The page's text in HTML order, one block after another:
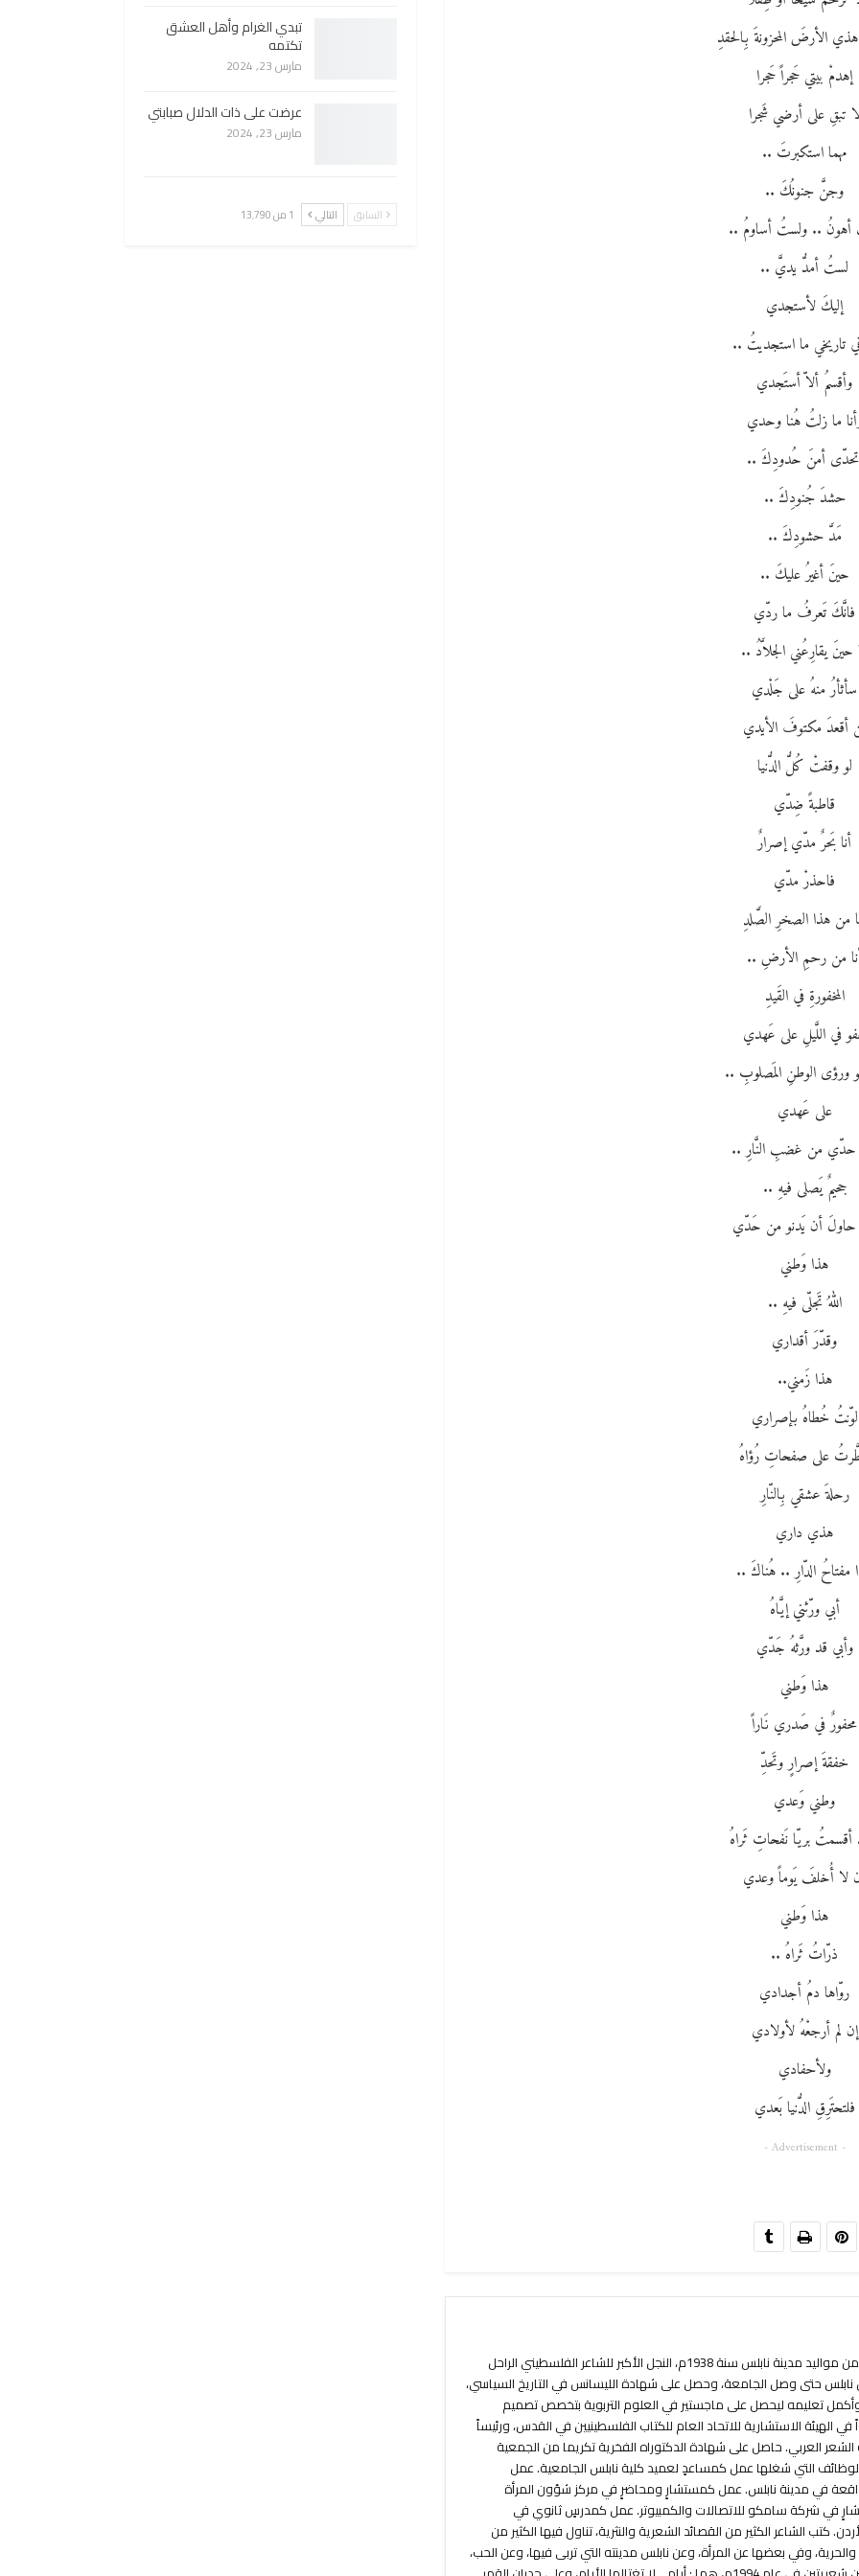
الأرضَ المحزونةَ بِالحقدِ
إهدمْ بيتي حَجراً حَجرا
تبقِ على أرضي شَجرا
مهما استكبرتَ ..
وجنَّ جنونُكَ ..
.. ولستُ أساومُ ..
لستُ أمدُّ يديَّ ..
إليكَ لأستجدي
تاريخي ما استجديتُ ..
وأقسمُ ألاّ أستَجدي
ما زلتُ هُنا وحدي
أمنَ حُدودِكَ ..
حشدَ جُنودِكَ ..
مَدَّ حشودِكَ ..
حينَ أغيرُ عليكَ ..
فانَّكَ تَعرفُ ما ردّي
حينَ يقارِعُني الجلاَّدُ ..
سأثأرُ منهُ على جَلْدي
أقعدَ مكتوفَ الأيدي
لو وقفتْ كُلُّ الدُّنيا
قاطبةً ضِدّي
أنا بَحرٌ مدّي إصرارٌ
فاحذرْ مدّي
من هذا الصخرِ الصَّلدِ
من رحمِ الأرضِ ..
المخفورةِ في القَيدِ
في اللَّيلِ على عَهدي
ورؤى الوطنِ المَصلوبِ ..
على عَهدي
حدّي من غضبِ النَّارِ ..
جحيمٌ يَصلى فيهِ ..
أن يَدنو من حَدّي
هذا وَطني
اللهُ تَجلّى فيهِ ..
وقدّرَ أقداري
هذا زَمني..
لوّنتُ خُطاهُ بإصراري
على صفحاتِ رُؤاهُ
رحلةَ عشقي بِالنّارِ
هذي داري
مفتاحُ الدّارِ .. هُناكَ ..
أبي ورّثني إيَّاهُ
وأبي قد ورَّثهُ جَدّي
هذا وَطني
محفورٌ في صَدري نَاراً
خفقةَ إصرارٍ وتَحدِّ
وطني وَعدي
أقسمتُ بريّا نَفحاتِ ثَراهُ
لا أُخلفَ يَوماً وعدي
هذا وَطني
ذرّاتُ ثَراهُ ..
روّاها دمُ أجدادي
إن لم أرجعْهُ لأولادي
ولأحفادي
فلتحتَرِقِ الدُّنيا بَعدي
- Advertisement -
لطفي زغلول، شاعرٌ وكاتب فلسطيني،من مواليد مدينة نابلس سنة 1938م، النجل الأكبر للشاعر الفلسطيني الراحل
حتى وصل الجامعة، وحصل على شهادة الليسانس في التاريخ السياسي،
وأكمل تعليمه ليحصل على ماجستير في العلوم التربوية بتخصص تصميم
الهيئة الاستشارية للاتحاد العام للكتاب الفلسطينيين في القدس، ورئيساً
العربي. حاصل على شهادة الدكتوراه الفخرية تكريما من الجمعية
الوظائف التي شغلها عمل كمساعدٍ لعميد كلية نابلس الجامعية. عمل
في مدينة نابلس. عمل كمستشارٍ ومحاضرٍ في مركز شؤون المرأة
في شركة سامكو للاتصالات والكمبيوتر. عمل كمدرسٍ ثانوي في
الشاعر الكثير من القصائد الشعرية والنثرية، تناول فيها الكثير من
وفي بعضها عن المرأة، وعن نابلس مدينته التي تربى فيها، وعن الحب،
تبدي الغرام وأهل العشق
تكتمه
مارس 23, 2024
عرضت على ذات الدلال صبابتي
مارس 23, 2024
السابق التالي 1 من 13٬790